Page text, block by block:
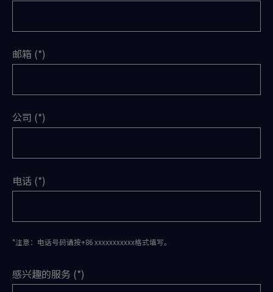
邮箱
公司
电话
*注意：电话号码请按+86 xxxxxxxxxxx格式填写。
感兴趣的服务